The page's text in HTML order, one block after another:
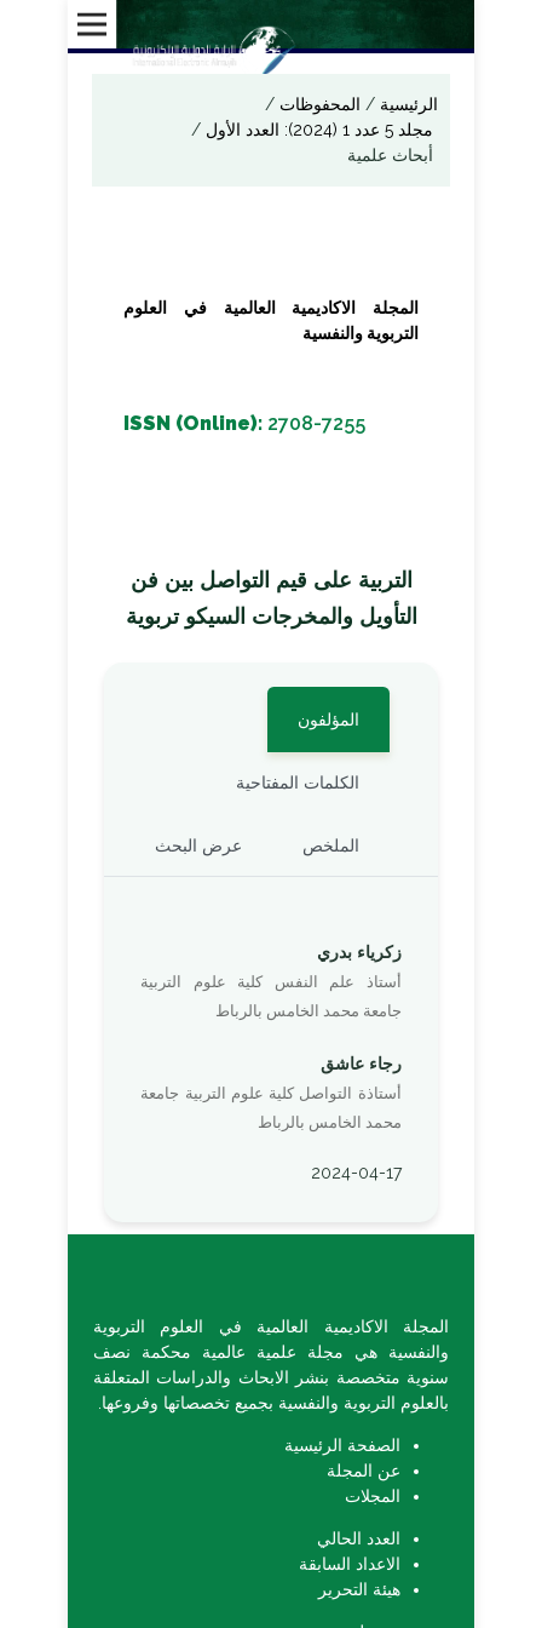
الرئيسية/ المحفوظات/
مجلد 5 عدد 1 (2024): العدد الأول
/
أبحاث علمية
المجلة الاكاديمية العالمية في العلوم
التربوية والنفسية
ISSN (Online): 2708-7255
التربية على قيم التواصل بين فن
التأويل والمخرجات السيكو تربوية
المؤلفون
الكلمات المفتاحية
الملخص عرض البحث
زكرياء بدري
أستاذ علم النفس كلية علوم التربية
جامعة محمد الخامس بالرباط
رجاء عاشق
أستاذة التواصل كلية علوم التربية جامعة
محمد الخامس بالرباط
2024-04-17
المجلة الاكاديمية العالمية في العلوم التربوية
والنفسية هي مجلة علمية عالمية محكمة نصف
سنوية متخصصة بنشر الابحاث والدراسات المتعلقة
بالعلوم التربوية والنفسية بجميع تخصصاتها وفروعها.
الصفحة الرئيسية
عن المجلة
المجلات
العدد الحالي
الاعداد السابقة
هيئة التحرير